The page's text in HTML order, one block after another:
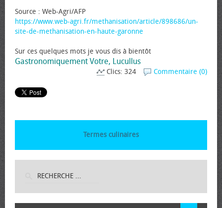
Source : Web-Agri/AFP
https://www.web-agri.fr/methanisation/article/898686/un-
site-de-methanisation-en-haute-garonne
Sur ces quelques mots je vous dis à bientôt
Gastronomiquement Votre, Lucullus
Commentaire (0)
Clics: 324
Termes culinaires